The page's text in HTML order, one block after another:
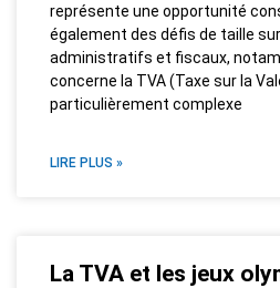
représente une opportunité
également des défis de taille
administratifs et fiscaux,
concerne la TVA (Taxe sur la
particulièrement complexe
LIRE PLUS »
La TVA et les jeux